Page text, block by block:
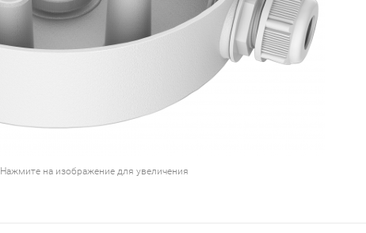
Нажмите на изображение для увеличения